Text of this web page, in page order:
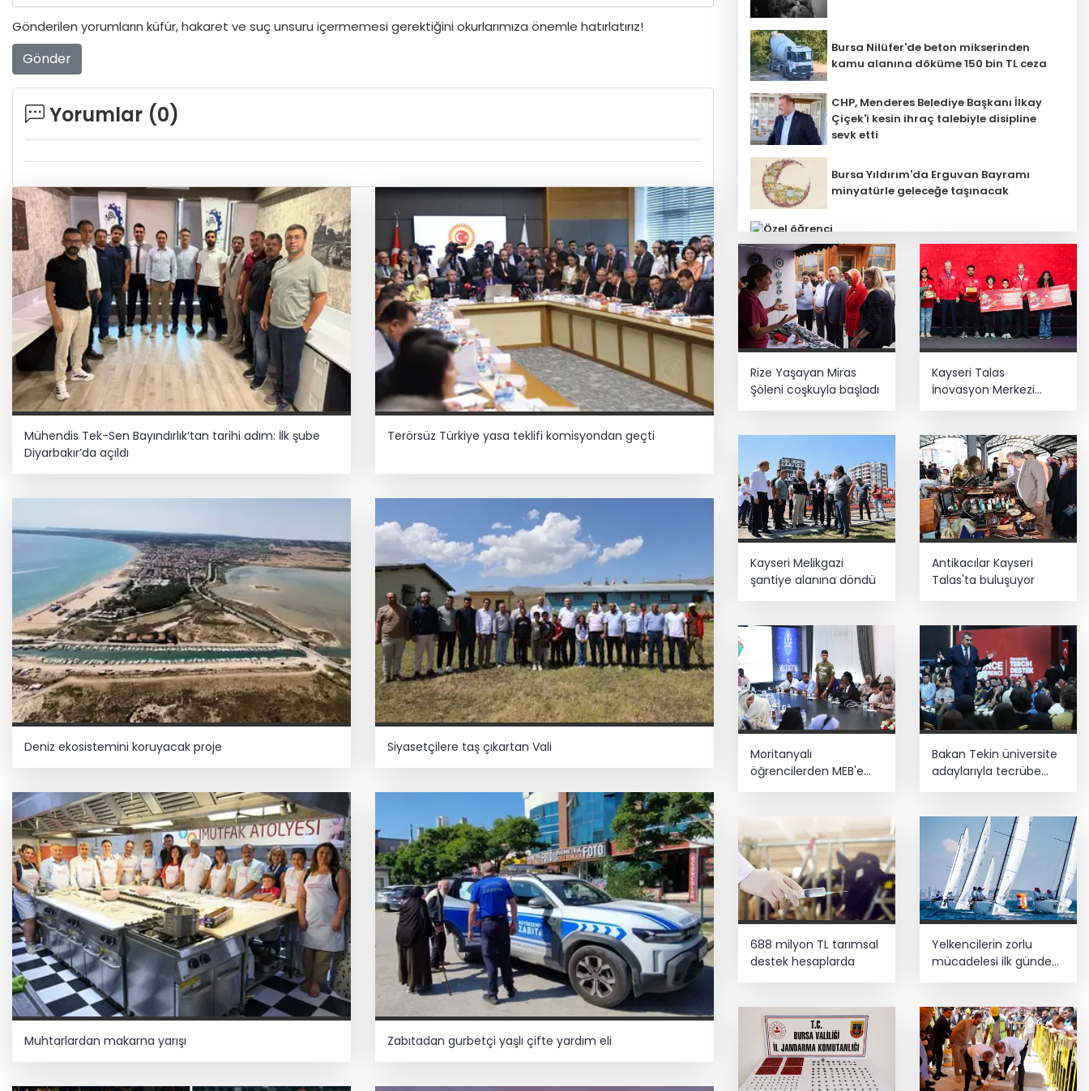
Gönderilen yorumların küfür, hakaret ve suç unsuru içermemesi gerektiğini okurlarımıza önemle hatırlatırız!
Gönder
Yorumlar (0)
Mühendis Tek-Sen Bayındırlık’tan tarihi adım: İlk şube
Diyarbakır’da açıldı
Terörsüz Türkiye yasa teklifi komisyondan geçti
Deniz ekosistemini koruyacak proje Siyasetçilere taş çıkartan Vali
Muhtarlardan makarna yarışı Zabıtadan gurbetçi yaşlı çifte yardım eli
Bursa Nilüfer'de beton mikserinden
kamu alanına döküme 150 bin TL ceza
CHP, Menderes Belediye Başkanı İlkay
Çiçek'i kesin ihraç talebiyle disipline
sevk etti
Bursa Yıldırım'da Erguvan Bayramı
minyatürle geleceğe taşınacak
Özel öğrenci yurtlarına ilişkin
yönetmelik değişikliği... Geçiş süresi
uzatıldı
gözaltı
Konağı'nın temeli atıldı
Depremde hasar görmüştü... Malatya
Arkeoloji Müzesi yenilendi
Rize Yaşayan Miras
Şöleni coşkuyla başladı
Kayseri Talas
İnovasyon Merkezi
Kayseri Melikgazi
şantiye alanına döndü
Antikacılar Kayseri
Talas'ta buluşuyor
Moritanyalı
öğrencilerden MEB'e
Bakan Tekin üniversite
adaylarıyla tecrübe
688 milyon TL tarımsal
destek hesaplarda
Yelkencilerin zorlu
mücadelesi ilk günde
nefes kesti